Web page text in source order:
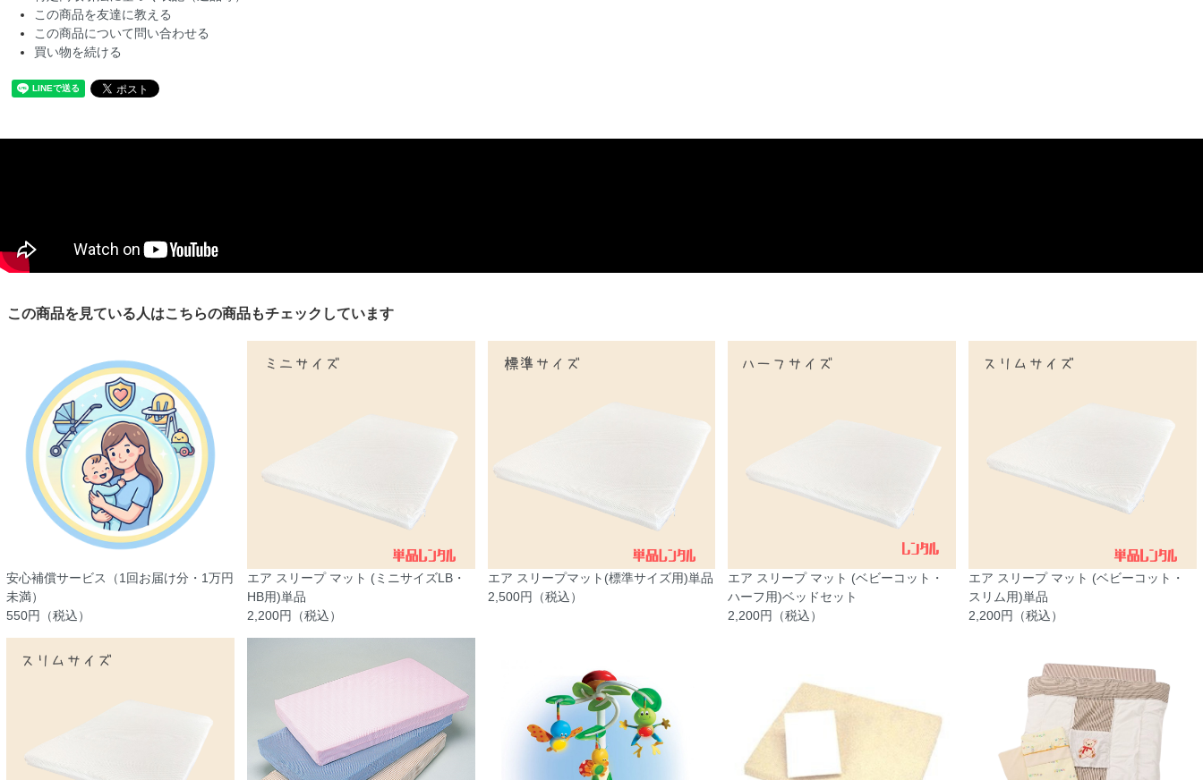
この商品を友達に教える
この商品について問い合わせる
買い物を続ける
この商品を見ている人はこちらの商品もチェックしています
安心補償サービス（1回お届け分・1万円
未満）
550円（税込）
エア スリープ マット (ミニサイズLB・
HB用)単品
2,200円（税込）
エア スリープマット(標準サイズ用)単品
2,500円（税込）
エア スリープ マット (ベビーコット・
ハーフ用)ベッドセット
2,200円（税込）
エア スリープ マット (ベビーコット・
スリム用)単品
2,200円（税込）